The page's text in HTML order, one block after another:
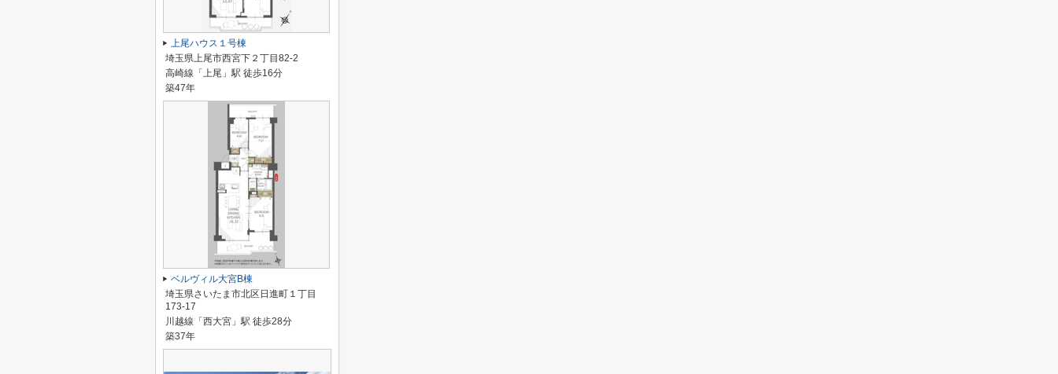
上尾ハウス１号棟
埼玉県上尾市西宮下２丁目82-2
高崎線「上尾」駅 徒歩16分
築47年
ベルヴィル大宮B棟
埼玉県さいたま市北区日進町１丁目
173-17
川越線「西大宮」駅 徒歩28分
築37年